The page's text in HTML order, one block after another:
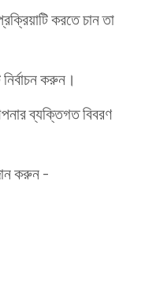
করতে চান তা
করুন।
ব্যক্তিগত বিবরণ
করুন -